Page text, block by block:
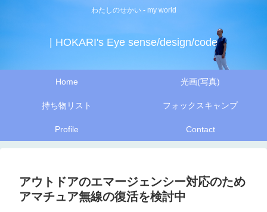
わたしのせかい - my world
| HOKARI's Eye sense/design/code
Home 光画(写真)
持ち物リスト フォックスキャンプ
Profile Contact
アウトドアのエマージェンシー対応のため
アマチュア無線の復活を検討中